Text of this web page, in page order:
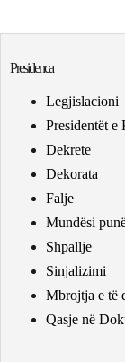
Presidenca
Legjislacioni
Presidentët e
Dekrete
Dekorata
Falje
Mundësi
Shpallje
Sinjalizimi
Mbrojtja e të
Qasje në